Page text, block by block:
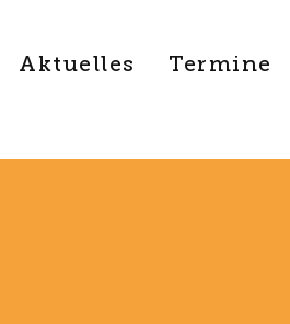
Aktuelles Termine